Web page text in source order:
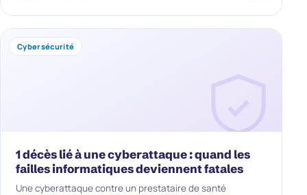
Cybersécurité
1 décès lié à une cyberattaque : quand les
failles informatiques deviennent fatales
Une cyberattaque contre un prestataire de santé